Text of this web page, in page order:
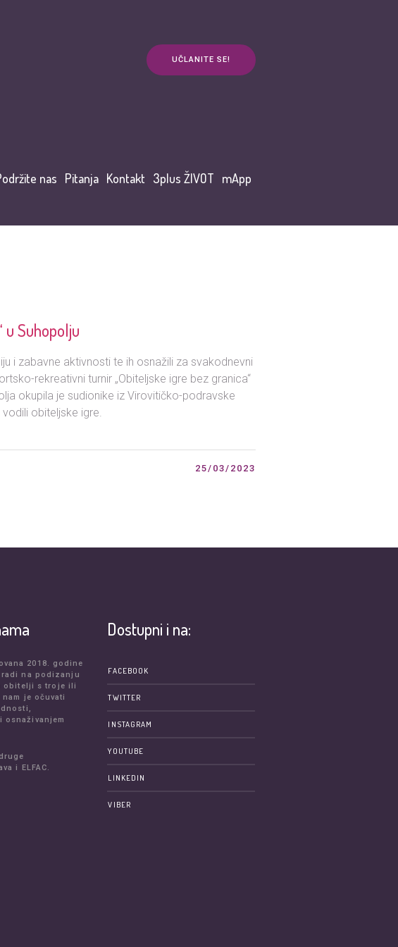
UČLANITE SE!
nas Pitanja Kontakt 3plus ŽIVOT mApp
u Suhopolju
i zabavne aktivnosti te ih osnažili za svakodnevni
rekreativni turnir „Obiteljske igre bez granica“
okupila je sudionike iz Virovitičko-podravske
obiteljske igre.
25/03/2023
2018. godine
na podizanju
obitelji s troje ili
je očuvati
osnaživanjem
i ELFAC.
Dostupni i na:
FACEBOOK
TWITTER
INSTAGRAM
YOUTUBE
LINKEDIN
VIBER